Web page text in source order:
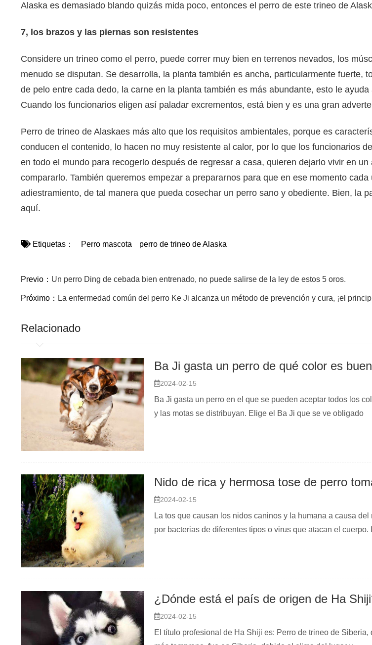
Alaska es demasiado blando quizás mida poco, entonces el perro de este trineo de
7, los brazos y las piernas son resistentes
Considere un trineo como el perro, puede correr muy bien en terrenos nevados, los
menudo se disputan. Se desarrolla, la planta también es ancha, particularmente fuerte,
de pelo entre cada dedo, la carne en la planta también es más abundante, esto le
Cuando los funcionarios eligen así paladar excrementos, está bien y es una gran
Perro de trineo de Alaskaes más alto que los requisitos ambientales, porque es
conducen el contenido, lo hacen no muy resistente al calor, por lo que los funcionarios
en todo el mundo para recogerlo después de regresar a casa, quieren dejarlo vivir en
compararlo. También queremos empezar a prepararnos para que en ese momento cada
adiestramiento, de tal manera que pueda cosechar un perro sano y obediente. Bien, la
aquí.
Etiquetas： Perro mascota perro de trineo de Alaska
Previo： Un perro Ding de cebada bien entrenado, no puede salirse de la ley de estos 5 oros.
Próximo： La enfermedad común del perro Ke Ji alcanza un método de prevención y cura, ¡el
Relacionado
Ba Ji gasta un perro de qué color es
2024-02-15
Ba Ji gasta un perro en el que se pueden aceptar todos los
y las motas se distribuyan. Elige el Ba Ji que se ve obligado
Nido de rica y hermosa tose de perro
2024-02-15
La tos que causan los nidos caninos y la humana a causa
por bacterias de diferentes tipos o virus que atacan el cuerpo.
¿Dónde está el país de origen de Ha
2024-02-15
El título profesional de Ha Shiji es: Perro de trineo de Siberia,